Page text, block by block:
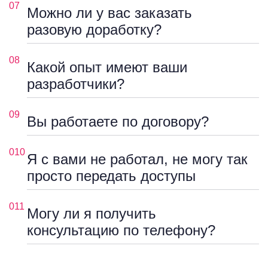
07
Можно ли у вас заказать
разовую доработку?
08
Какой опыт имеют ваши
разработчики?
09 Вы работаете по договору?
010 Я с вами не работал, не могу так
просто передать доступы
011 Могу ли я получить
консультацию по телефону?